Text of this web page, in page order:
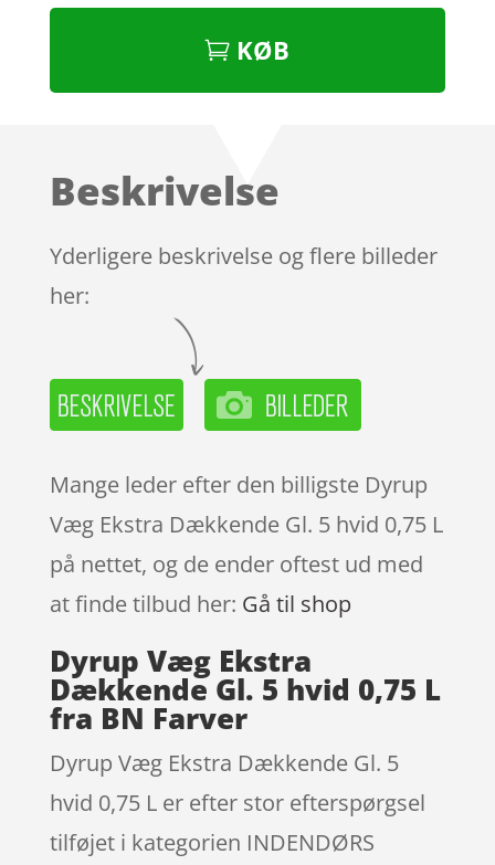
KØB
Beskrivelse
Yderligere beskrivelse og flere billeder
her:
Mange leder efter den billigste Dyrup
Væg Ekstra Dækkende Gl. 5 hvid 0,75 L
på nettet, og de ender oftest ud med
at finde tilbud her: Gå til shop
Dyrup Væg Ekstra
Dækkende Gl. 5 hvid 0,75 L
fra BN Farver
Dyrup Væg Ekstra Dækkende Gl. 5
hvid 0,75 L er efter stor efterspørgsel
tilføjet i kategorien INDENDØRS